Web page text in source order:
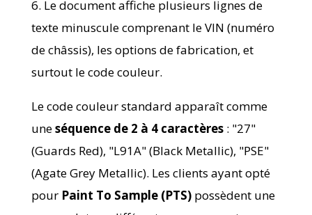
6. Le document affiche plusieurs lignes de
texte minuscule comprenant le VIN (numéro
de châssis), les options de fabrication, et
surtout le code couleur.
Le code couleur standard apparaît comme
uneséquence de 2 à 4 caractères: "27"
(Guards Red), "L91A" (Black Metallic), "PSE"
(Agate Grey Metallic). Les clients ayant opté
pour Paint To Sample (PTS)possèdent une